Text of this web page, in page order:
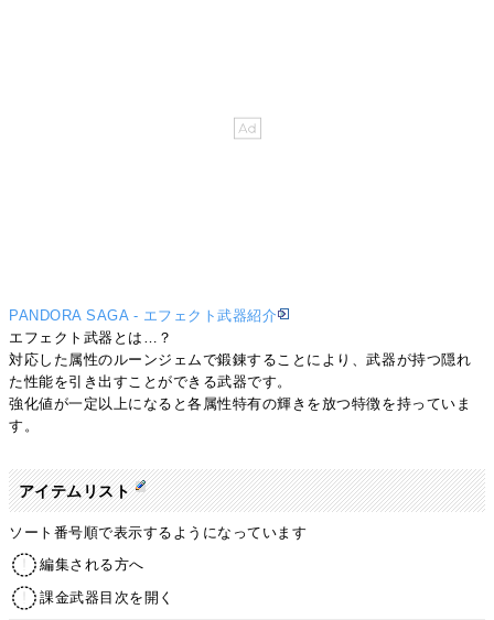
PANDORA SAGA - エフェクト武器紹介
エフェクト武器とは…？
対応した属性のルーンジェムで鍛錬することにより、武器が持つ隠れ
た性能を引き出すことができる武器です。
強化値が一定以上になると各属性特有の輝きを放つ特徴を持っていま
す。
アイテムリスト
ソート番号順で表示するようになっています
編集される方へ
課金武器目次を開く